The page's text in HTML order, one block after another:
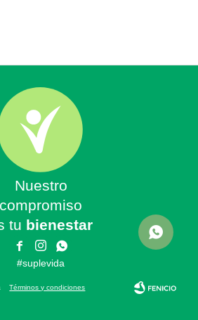
Nuestro
compromiso
tu bienestar
 

#suplevida
Términos y condiciones